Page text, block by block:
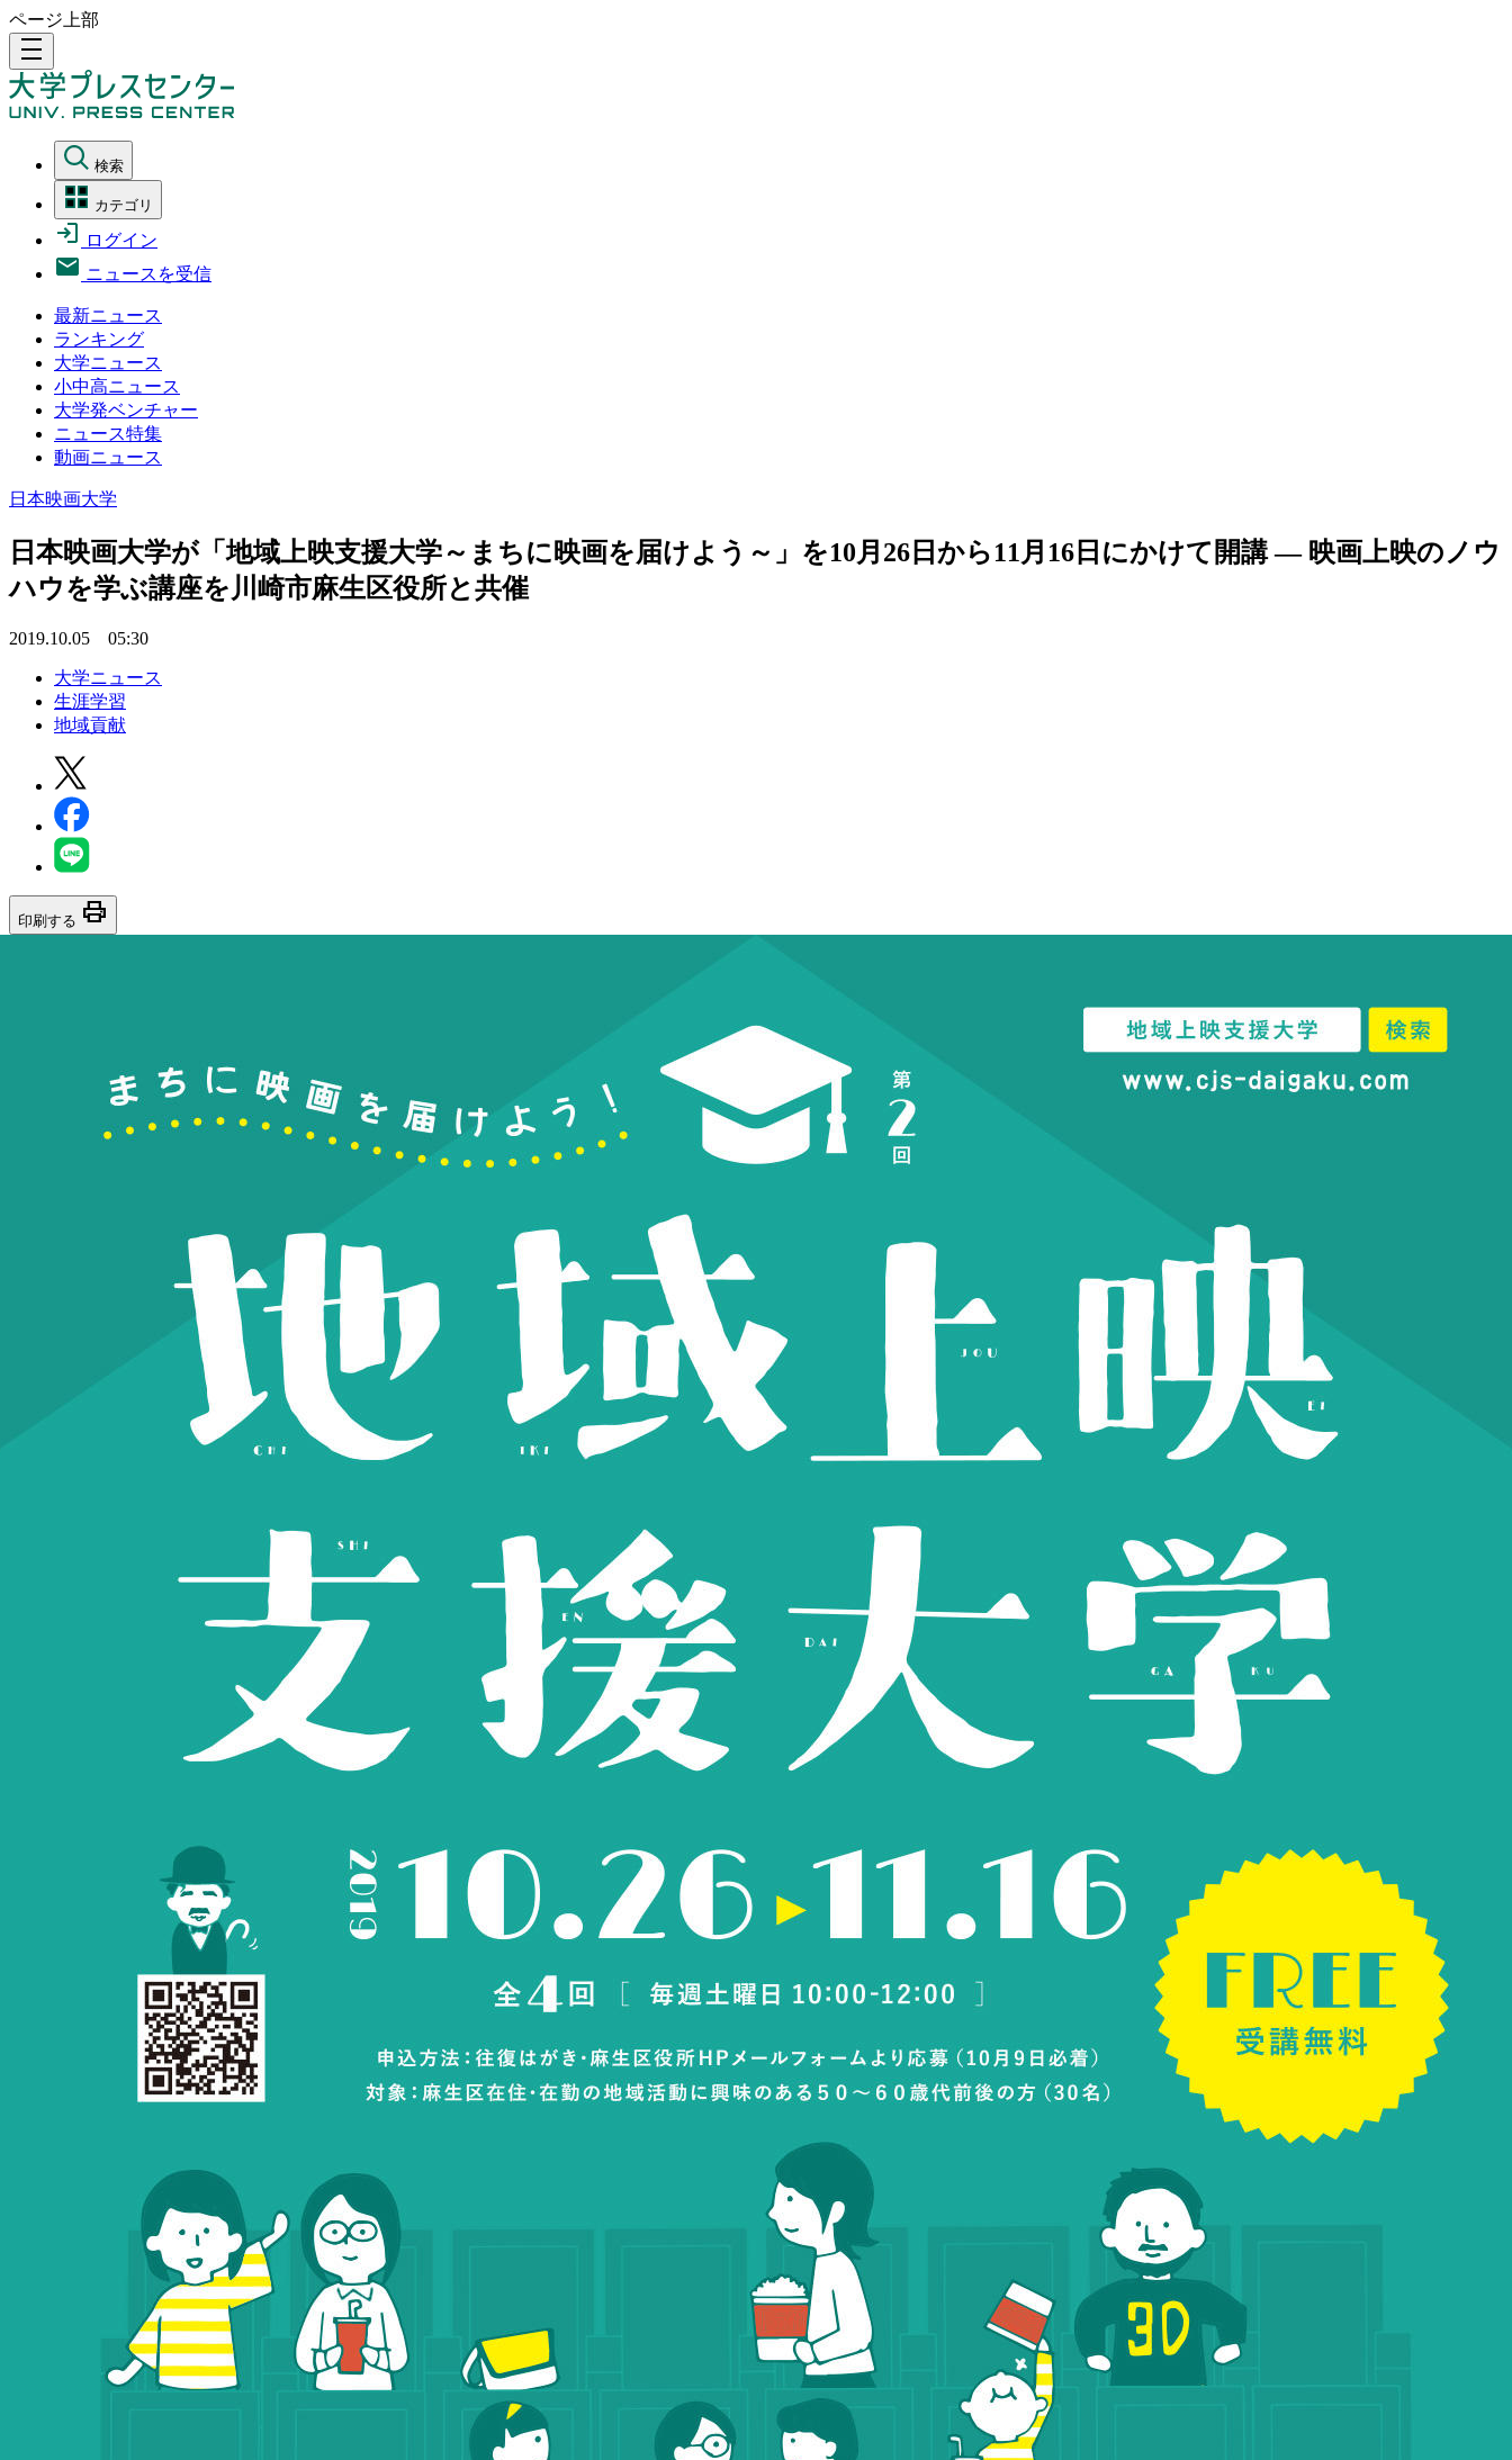
ページ上部
density_medium
検索
カテゴリ
ログイン
ニュースを受信
最新ニュース
ランキング
大学ニュース
小中高ニュース
大学発ベンチャー
ニュース特集
動画ニュース
日本映画大学
日本映画大学が「地域上映支援大学～まちに映画を届けよう～」を10月26日から11月16日にかけて開講 — 映画上映のノウ
ハウを学ぶ講座を川崎市麻生区役所と共催
2019.10.05 05:30
大学ニュース
生涯学習
地域貢献
印刷する print